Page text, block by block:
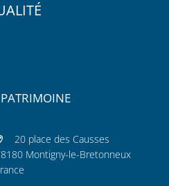
20 place des Causses
Montigny-le-Bretonneux